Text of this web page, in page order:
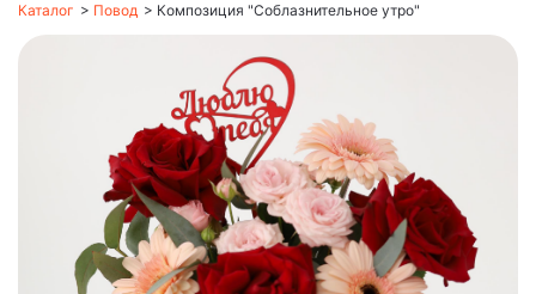
Каталог > Повод > Композиция "Соблазнительное утро"